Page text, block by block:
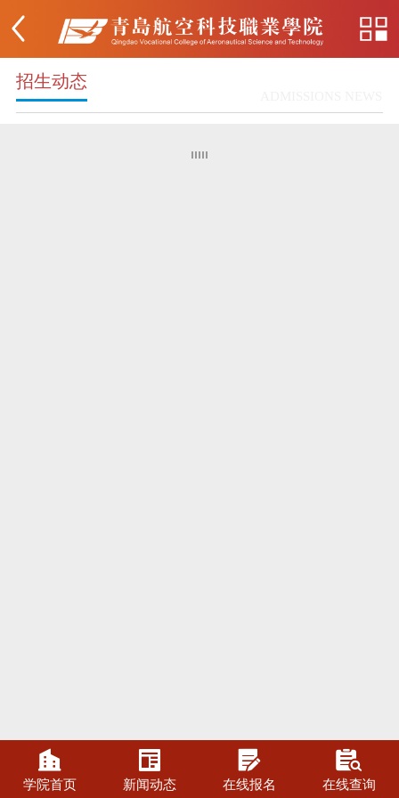
招生动态

学院首页

新闻动态

在线报名

在线查询